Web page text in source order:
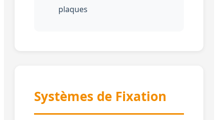
plaques
Systèmes de Fixation